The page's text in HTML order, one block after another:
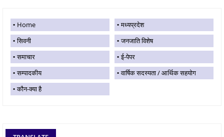
Home
मध्यप्रदेश
सिवनी
जनजाति विशेष
समाचार
ई-पेपर
सम्पादकीय
वार्षिक सदस्यता / आर्थिक सहयोग
कौन-क्या है